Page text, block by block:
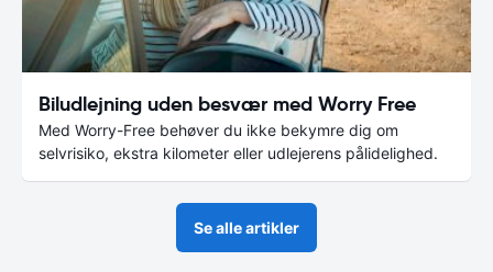
Biludlejning uden besvær med Worry Free
Med Worry-Free behøver du ikke bekymre dig om
selvrisiko, ekstra kilometer eller udlejerens pålidelighed.
Se alle artikler